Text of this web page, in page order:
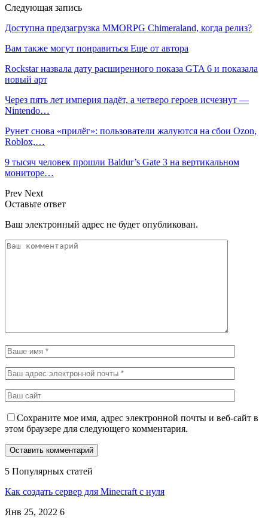
Следующая запись
Доступна предзагрузка MMORPG Chimeraland, когда релиз?
Вам также могут понравиться Еще от автора
Rockstar назвала дату расширенного показа GTA 6 и показала
новый арт
Через пять лет империя падёт, а четверо героев исчезнут —
Nintendo…
Рунет снова «прилёг»: пользователи жалуются на сбои Ozon,
Roblox,…
9 тысяч человек прошли Baldur’s Gate 3 на вертикальном
мониторе…
Prev Next
Оставьте ответ
Ваш электронный адрес не будет опубликован.
Сохраните мое имя, адрес электронной почты и веб-сайт в
этом браузере для следующего комментария.
5 Популярных статей
Как создать сервер для Minecraft с нуля
Янв 25, 2022 6